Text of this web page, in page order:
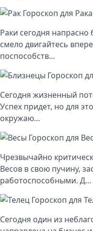
Гороскоп для
Раки сегодня
смело двигайтесь
поспособств…
Гороскоп
Сегодня жизненный
Успех придет, но для
окружаю…
Гороскоп для
Чрезвычайно
Весов в свою пучину,
работоспособными. Д…
Гороскоп для
Сегодня один из